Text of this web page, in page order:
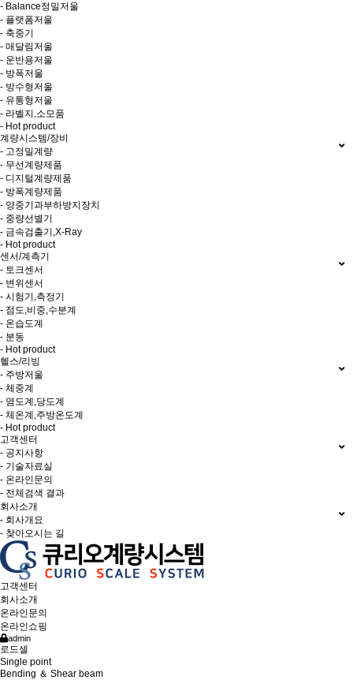
- Balance정밀저울
- 플랫폼저울
- 축중기
- 매달림저울
- 운반용저울
- 방폭저울
- 방수형저울
- 유통형저울
- 라벨지,소모품
- Hot product
계량시스템/장비
- 고정밀계량
- 무선계량제품
- 디지털계량제품
- 방폭계량제품
- 양중기과부하방지장치
- 중량선별기
- 금속검출기,X-Ray
- Hot product
센서/계측기
- 토크센서
- 변위센서
- 시험기,측정기
- 점도,비중,수분계
- 온습도계
- 분동
- Hot product
헬스/리빙
- 주방저울
- 체중계
- 염도계,당도계
- 체온계,주방온도계
- Hot product
고객센터
- 공지사항
- 기술자료실
- 온라인문의
- 전체검색 결과
회사소개
- 회사개요
- 찾아오시는 길
고객센터
회사소개
온라인문의
온라인쇼핑
admin
로드셀
Single point
Bending ＆ Shear beam